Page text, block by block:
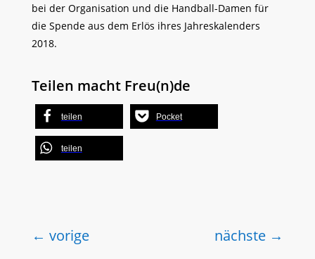
bei der Organisation und die Handball-Damen für
die Spende aus dem Erlös ihres Jahreskalenders
2018.
Teilen macht Freu(n)de
teilen Pocket
teilen
← vorige nächste →